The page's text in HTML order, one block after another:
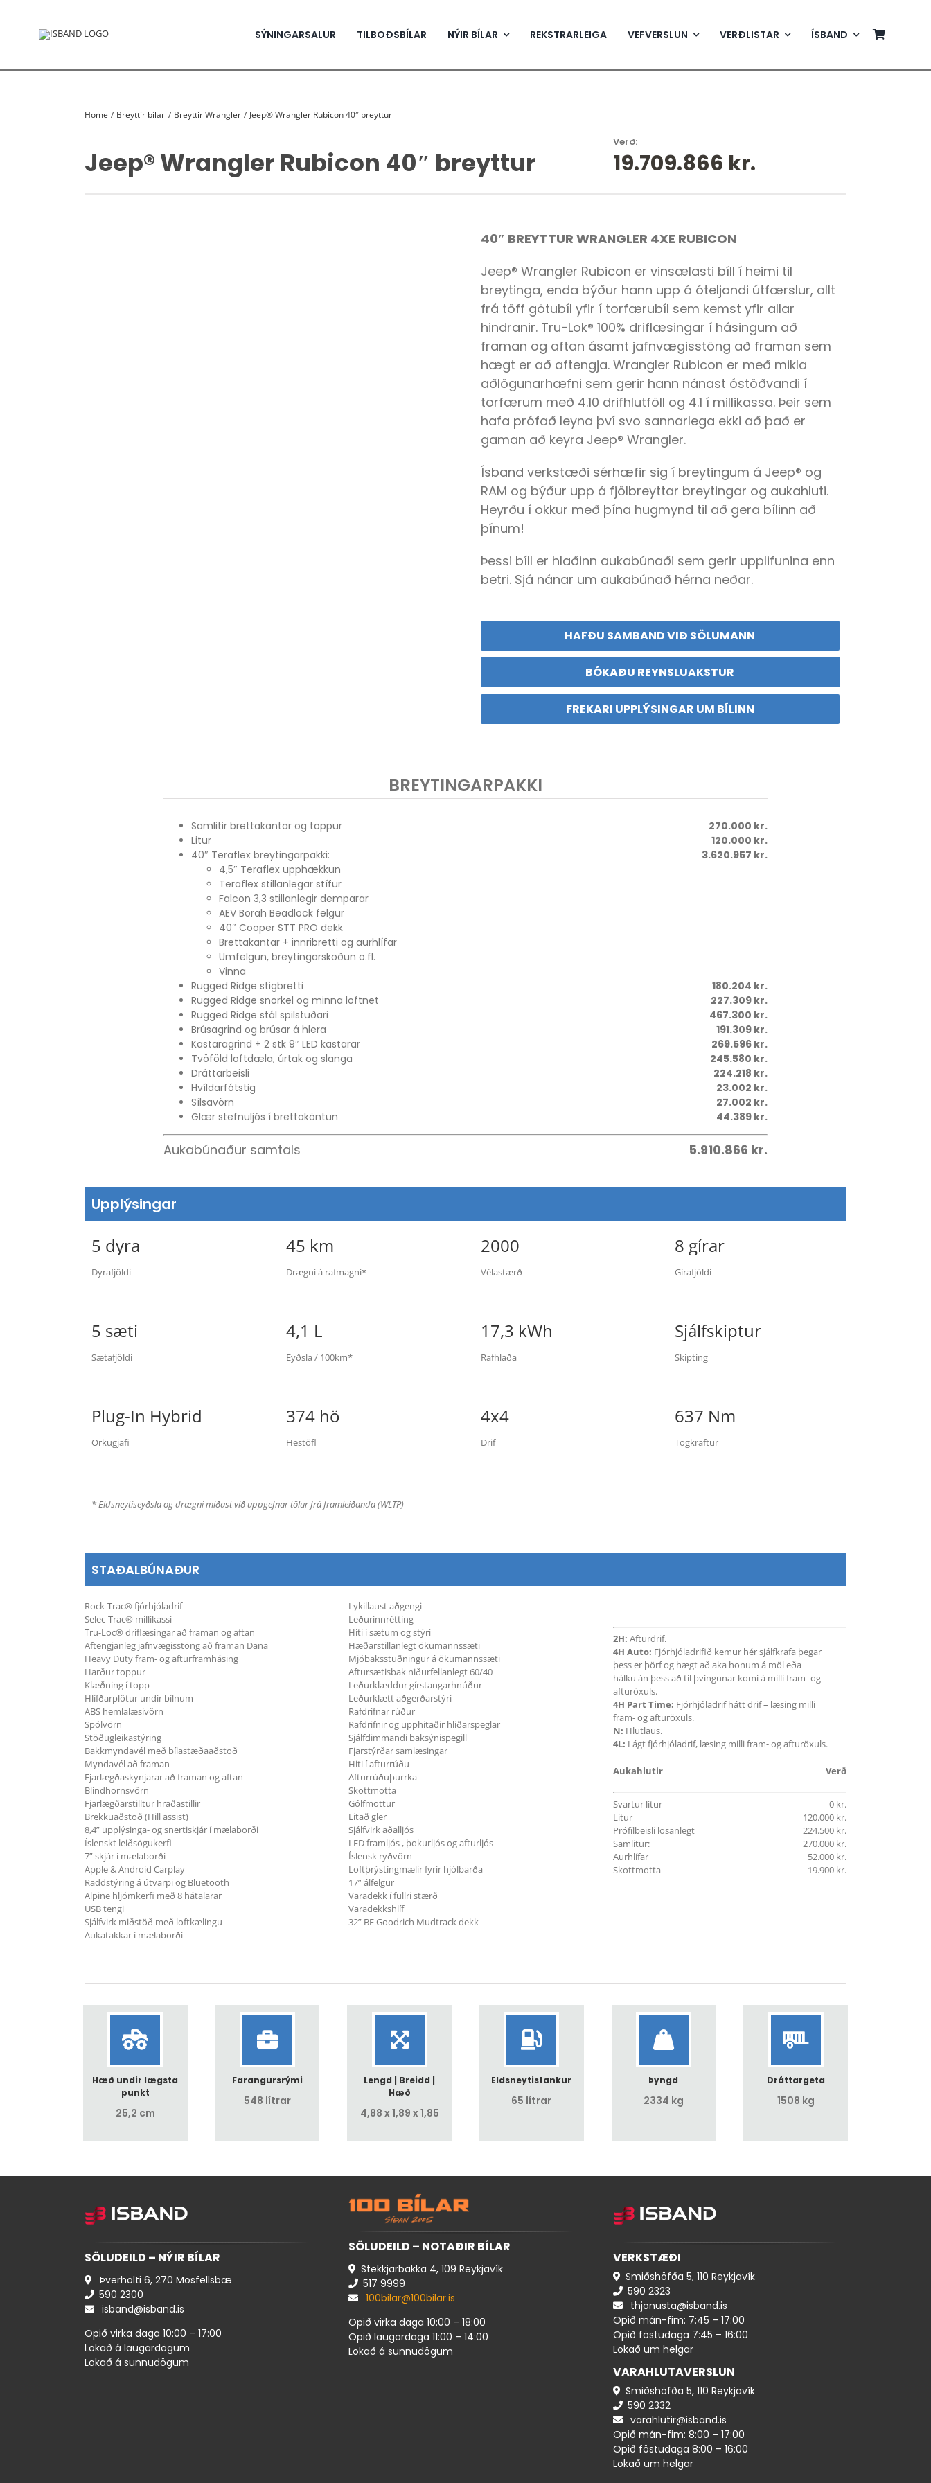
SÝNINGARSALUR TILBOÐSBÍLAR NÝIR BÍLAR REKSTRARLEIGA VEFVERSLUN VERÐLISTAR ÍSBAND
Home Breyttir bílar Breyttir Wrangler Jeep® Wrangler Rubicon 40″ breyttur
Jeep® Wrangler Rubicon 40″ breyttur
Verð:
19.709.866 kr.
40″ BREYTTUR WRANGLER 4XE RUBICON
Jeep® Wrangler Rubicon er vinsælasti bíll í heimi til
breytinga, enda býður hann upp á óteljandi útfærslur, allt
frá töff götubíl yfir í torfærubíl sem kemst yfir allar
hindranir. Tru-Lok® 100% driflæsingar í hásingum að
framan og aftan ásamt jafnvægisstöng að framan sem
hægt er að aftengja. Wrangler Rubicon er með mikla
aðlögunarhæfni sem gerir hann nánast óstöðvandi í
torfærum með 4.10 drifhlutföll og 4.1 í millikassa. Þeir sem
hafa prófað leyna því svo sannarlega ekki að það er
gaman að keyra Jeep® Wrangler.
Ísband verkstæði sérhæfir sig í breytingum á Jeep® og
RAM og býður upp á fjölbreyttar breytingar og aukahluti.
Heyrðu í okkur með þína hugmynd til að gera bílinn að
þínum!
Þessi bíll er hlaðinn aukabúnaði sem gerir upplifunina enn
betri. Sjá nánar um aukabúnað hérna neðar.
HAFÐU SAMBAND VIÐ SÖLUMANN
BÓKAÐU REYNSLUAKSTUR
FREKARI UPPLÝSINGAR UM BÍLINN
BREYTINGARPAKKI
Samlitir brettakantar og toppur
270.000 kr.
Litur
120.000 kr.
40″ Teraflex breytingarpakki:
3.620.957 kr.
4,5″ Teraflex upphækkun
Teraflex stillanlegar stífur
Falcon 3,3 stillanlegir demparar
AEV Borah Beadlock felgur
40″ Cooper STT PRO dekk
Brettakantar + innribretti og aurhlífar
Umfelgun, breytingarskoðun o.fl.
Vinna
Rugged Ridge stigbretti
180.204 kr.
Rugged Ridge snorkel og minna loftnet
227.309 kr.
Rugged Ridge stál spilstuðari
467.300 kr.
Brúsagrind og brúsar á hlera
191.309 kr.
Kastaragrind + 2 stk 9″ LED kastarar
269.596 kr.
Tvöföld loftdæla, úrtak og slanga
245.580 kr.
Dráttarbeisli
224.218 kr.
Hvíldarfótstig
23.002 kr.
Sílsavörn
27.002 kr.
Glær stefnuljós í brettaköntun
44.389 kr.
Aukabúnaður samtals 5.910.866 kr.
Upplýsingar
5 dyra
Dyrafjöldi
5 sæti
Sætafjöldi
Plug-In Hybrid
Orkugjafi
45 km
Drægni á rafmagni*
4,1 L
Eyðsla / 100km*
374 hö
Hestöfl
2000
Vélastærð
17,3 kWh
Rafhlaða
4x4
Drif
8 gírar
Gírafjöldi
Sjálfskiptur
Skipting
637 Nm
Togkraftur
* Eldsneytiseyðsla og drægni miðast við uppgefnar tölur frá framleiðanda (WLTP)
STAÐALBÚNAÐUR
Rock-Trac® fjórhjóladrif
Selec-Trac® millikassi
Tru-Loc® driflæsingar að framan og aftan
Aftengjanleg jafnvægisstöng að framan Dana
Heavy Duty fram- og afturframhásing
Harður toppur
Klæðning í topp
Hlífðarplötur undir bílnum
ABS hemlalæsivörn
Spólvörn
Stöðugleikastýring
Bakkmyndavél með bílastæðaaðstoð
Myndavél að framan
Fjarlægðaskynjarar að framan og aftan
Blindhornsvörn
Fjarlægðarstilltur hraðastillir
Brekkuaðstoð (Hill assist)
8,4” upplýsinga- og snertiskjár í mælaborði
Íslenskt leiðsögukerfi
7” skjár í mælaborði
Apple & Android Carplay
Raddstýring á útvarpi og Bluetooth
Alpine hljómkerfi með 8 hátalarar
USB tengi
Sjálfvirk miðstöð með loftkælingu
Aukatakkar í mælaborði
Lykillaust aðgengi
Leðurinnrétting
Hiti í sætum og stýri
Hæðarstillanlegt ökumannssæti
Mjóbaksstuðningur á ökumannssæti
Aftursætisbak niðurfellanlegt 60/40
Leðurklæddur gírstangarhnúður
Leðurklætt aðgerðarstýri
Rafdrifnar rúður
Rafdrifnir og upphitaðir hliðarspeglar
Sjálfdimmandi baksýnispegill
Fjarstýrðar samlæsingar
Hiti í afturrúðu
Afturrúðuþurrka
Skottmotta
Gólfmottur
Litað gler
Sjálfvirk aðalljós
LED framljós , þokurljós og afturljós
Íslensk ryðvörn
Loftþrýstingmælir fyrir hjólbarða
17” álfelgur
Varadekk í fullri stærð
Varadekkshlíf
32” BF Goodrich Mudtrack dekk
2H: Afturdrif.
4H Auto: Fjórhjóladrifið kemur hér sjálfkrafa þegar
þess er þörf og hægt að aka honum á möl eða
hálku án þess að til þvingunar komi á milli fram- og
afturöxuls.
4H Part Time: Fjórhjóladrif hátt drif – læsing milli
fram- og afturöxuls.
N: Hlutlaus.
4L: Lágt fjórhjóladrif, læsing milli fram- og afturöxuls.
Aukahlutir Verð
Svartur litur
0 kr.
Litur
120.000 kr.
Prófílbeisli losanlegt
224.500 kr.
Samlitur:
270.000 kr.
Aurhlífar
52.000 kr.
Skottmotta
19.900 kr.
Hæð undir lægsta
punkt
25,2 cm
Farangursrými
548 lítrar
Lengd | Breidd |
Hæð
4,88 x 1,89 x 1,85
Eldsneytistankur
65 lítrar
Þyngd
2334 kg
Dráttargeta
1508 kg
SÖLUDEILD – NÝIR BÍLAR
Þverholti 6, 270 Mosfellsbæ
590 ​2300
isband@isband.is
Opið virka daga 10:00 – 17:00
Lokað á laugardögum
Lokað á sunnudögum
SÖLUDEILD – NOTAÐIR BÍLAR
Stekkjarbakka 4, 109 Reykjavík
517 ​9999
100bilar@100bilar.is
Opið virka daga 10:00 – 18:00
Opið laugardaga 11:00 – 14:00
Lokað á sunnudögum
VERKSTÆÐI
Smiðshöfða 5, 110 Reykjavík
590 ​​2323
thjonusta@isband.is
Opið mán-fim: 7:45 – 17:00
Opið föstudaga 7:45 – 16:00
Lokað um helgar
VARAHLUTAVERSLUN
Smiðshöfða 5, 110 Reykjavík
590 ​2332
varahlutir@isband.is
Opið mán-fim: 8:00 – 17:00
Opið föstudaga 8:00 – 16:00
Lokað um helgar